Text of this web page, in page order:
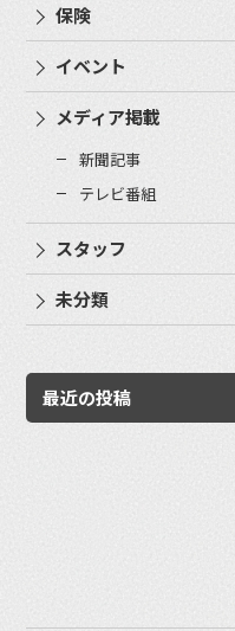
保険
イベント
メディア掲載
新聞記事
テレビ番組
スタッフ
未分類
最近の投稿